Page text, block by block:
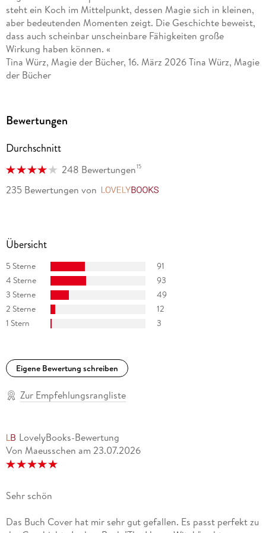
steht ein Koch im Mittelpunkt, dessen Magie sich in kleinen,
aber bedeutenden Momenten zeigt. Die Geschichte beweist,
dass auch scheinbar unscheinbare Fähigkeiten große
Wirkung haben können. «
Tina Würz, Magie der Bücher, 16. März 2026 Tina Würz, Magie
der Bücher
Bewertungen
Durchschnitt
248 Bewertungen15
235 Bewertungen von
Übersicht
5 Sterne
91
4 Sterne
93
3 Sterne
49
2 Sterne
12
1 Stern
3
Eigene Bewertung schreiben
Zur Empfehlungsrangliste
LovelyBooks-Bewertung
Von Maeusschen am 23.07.2026
Sehr schön
Das Buch Cover hat mir sehr gut gefallen. Es passt perfekt zu